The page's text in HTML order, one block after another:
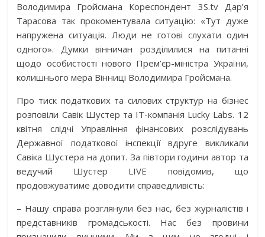
Володимира Гройсмана Кореспондент 3S.tv Дар’я
Тарасова так прокоментувала ситуацію: «Тут дуже
напружена ситуація. Люди не готові слухати один
одного». Думки вінничан розділилися на питанні
щодо особистості нового Прем’єр-міністра України,
колишнього мера Вінниці Володимира Гройсмана.
Про тиск податкових та силових структур на бізнес
розповіли Савік Шустер та IT-компанія Lucky Labs. 12
квітня слідчі Управління фінансових розслідувань
Державної податкової інспекції вдруге викликали
Савіка Шустера на допит. За півтори години автор та
ведучий Шустер LIVE повідомив, що
продовжуватиме доводити справедливість:
– Нашу справа розглянули без нас, без журналістів і
представників громадськості. Нас без провини